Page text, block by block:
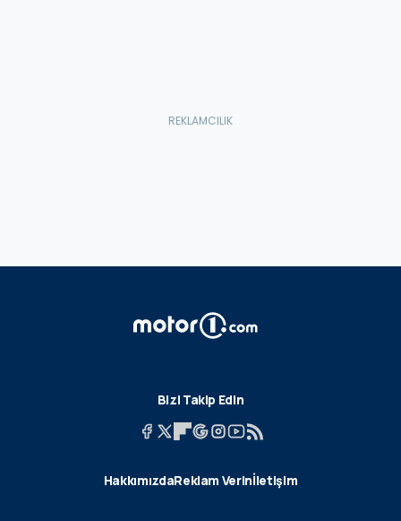
Bizi Takip Edin
HakkımızdaReklam Verinİletişim